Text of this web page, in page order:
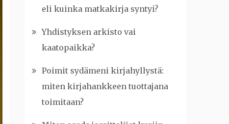
eli kuinka matkakirja syntyi?
Yhdistyksen arkisto vai
kaatopaikka?
Poimit sydämeni kirjahyllystä:
miten kirjahankkeen tuottajana
toimitaan?